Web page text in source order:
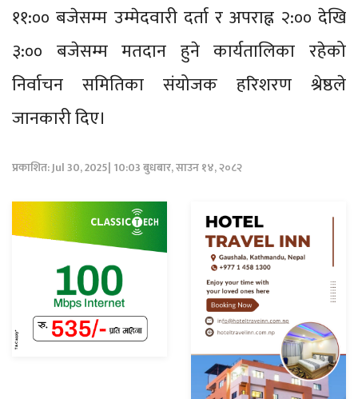
११:०० बजेसम्म उम्मेदवारी दर्ता र अपराह्न २:०० देखि
३:०० बजेसम्म मतदान हुने कार्यतालिका रहेको
निर्वाचन समितिका संयोजक हरिशरण श्रेष्ठले
जानकारी दिए।
प्रकाशित: Jul 30, 2025| 10:03 बुधबार, साउन १४, २०८२